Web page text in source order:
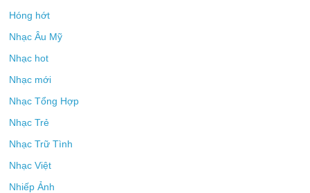
Hóng hớt
Nhạc Âu Mỹ
Nhạc hot
Nhạc mới
Nhạc Tổng Hợp
Nhạc Trẻ
Nhạc Trữ Tình
Nhạc Việt
Nhiếp Ảnh